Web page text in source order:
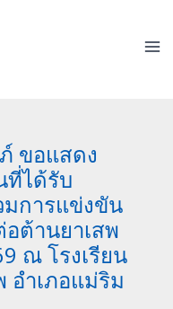
ขอแสดง
ที่ได้รับ
มการแข่งขัน
ต้านยาเสพ
ณ โรงเรียน
ำเภอแม่ริม